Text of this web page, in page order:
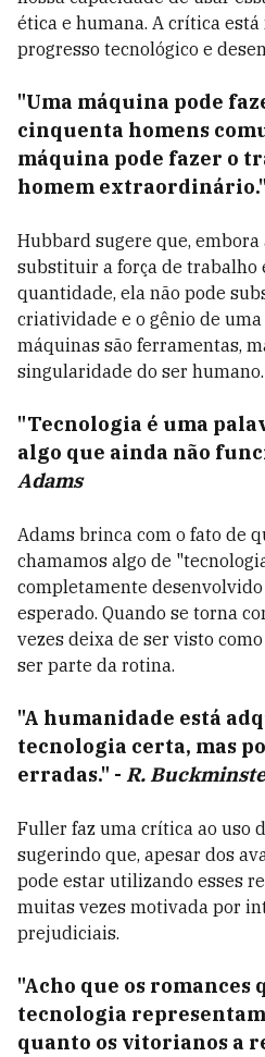
ética e humana. A crítica
progresso tecnológico e
"Uma máquina pode
cinquenta homens
máquina pode fazer o
homem extraordinário."
Hubbard sugere que, embora
substituir a força de trabalho
quantidade, ela não pode
criatividade e o gênio de
máquinas são ferramentas,
singularidade do ser humano.
"Tecnologia é uma
algo que ainda não
Adams
Adams brinca com o fato de
chamamos algo de
completamente
esperado. Quando se torna
vezes deixa de ser visto
ser parte da rotina.
"A humanidade está
tecnologia certa, mas
erradas." - R.
Fuller faz uma crítica ao uso
sugerindo que, apesar dos
pode estar utilizando esses
muitas vezes motivada por
prejudiciais.
"Acho que os romances
tecnologia
quanto os vitorianos a